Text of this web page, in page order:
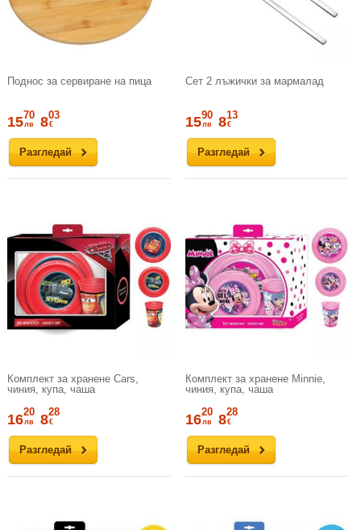
Поднос за сервиране на пица
Разгледай
1570
лв 803
€
Сет 2 лъжички за мармалад
Разгледай
1590
лв 813
€
Комплект за хранене Cars,
чиния, купа, чаша
Разгледай
1620
лв 828
€
Комплект за хранене Minnie,
чиния, купа, чаша
Разгледай
1620
лв 828
€